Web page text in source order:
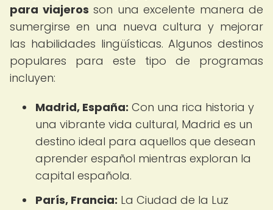
para viajeros son una excelente manera de
sumergirse en una nueva cultura y mejorar
las habilidades lingüísticas. Algunos destinos
populares para este tipo de programas
incluyen:
Madrid, España: Con una rica historia y
una vibrante vida cultural, Madrid es un
destino ideal para aquellos que desean
aprender español mientras exploran la
capital española.
París, Francia: La Ciudad de la Luz